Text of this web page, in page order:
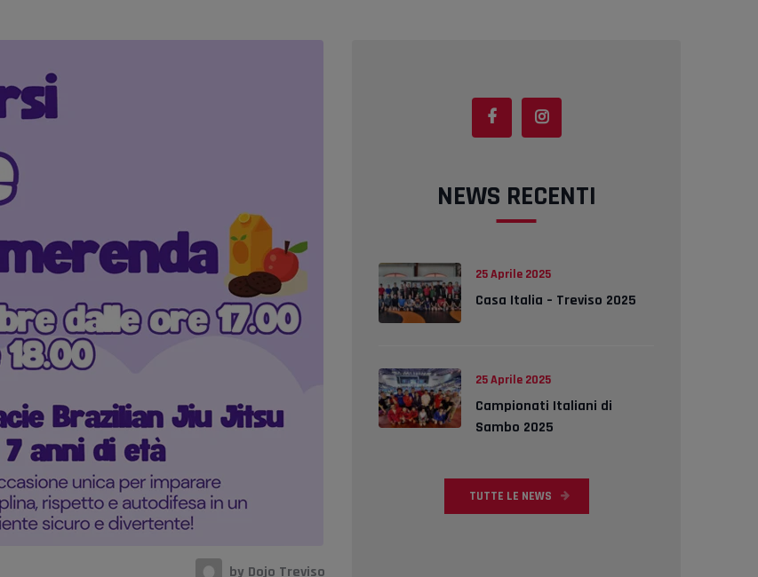
by Dojo Treviso
NEWS RECENTI
25 Aprile 2025
Casa Italia – Treviso 2025
25 Aprile 2025
Campionati Italiani di
Sambo 2025
TUTTE LE NEWS